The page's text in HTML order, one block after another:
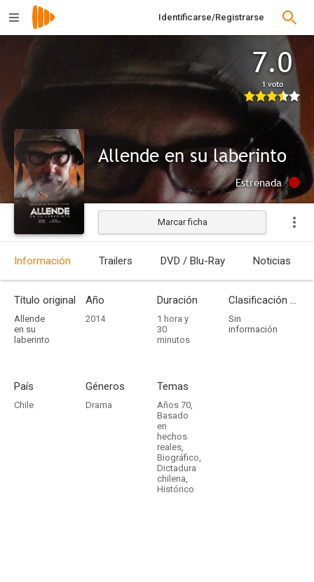
Identificarse/Registrarse
7.0
1 voto
Allende en su laberinto
Estrenada
Marcar ficha
Información Trailers DVD / Blu-Ray Noticias
Título original
Allende
en su
laberinto
Año
2014
Duración
1 hora y
30
minutos
Clasificación por edades
Sin
información
País
Chile
Géneros
Drama
Temas
Años 70,
Basado
en
hechos
reales,
Biográfico,
Dictadura
chilena,
Histórico